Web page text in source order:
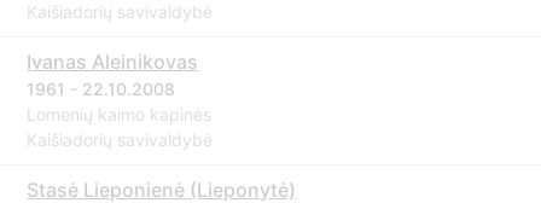
Kaišiadorių savivaldybė
Ivanas Aleinikovas
1961 - 22.10.2008
Lomenių kaimo kapinės
Kaišiadorių savivaldybė
Stasė Lieponienė (Lieponytė)